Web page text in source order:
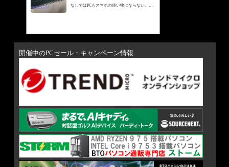
なしではPCもスマホの使い物にならない。
なければいけない。 固定回線引っ越ししてか
らずっと光ファイバで通信している。電話、
給している。フレッツ光の問題点としてIPv4
方式ではPPoEによるボトルネック問題があ
開催中のPCセール・キャンペーン情報